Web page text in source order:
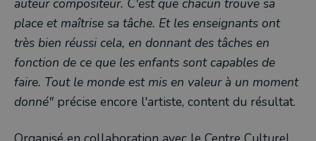
auteur compositeur. C'est que chacun trouve sa
place et maîtrise sa tâche. Et les enseignants ont
très bien réussi cela, en donnant des tâches en
fonction de ce que les enfants sont capables de
faire. Tout le monde est mis en valeur à un moment
donné" précise encore l'artiste, content du résultat.